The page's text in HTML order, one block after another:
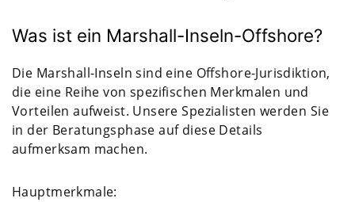
Was ist ein Marshall-Inseln-Offshore?
Die Marshall-Inseln sind eine Offshore-Jurisdiktion,
die eine Reihe von spezifischen Merkmalen und
Vorteilen aufweist. Unsere Spezialisten werden Sie
in der Beratungsphase auf diese Details
aufmerksam machen.
Hauptmerkmale: